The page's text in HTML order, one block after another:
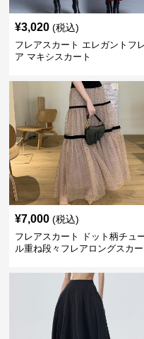
¥3,020 (税込)
フレアスカート エレガントフ
ア マキシスカート
¥7,000 (税込)
フレアスカート ドット柄チュ
ル重ね段々フレアロングスカー